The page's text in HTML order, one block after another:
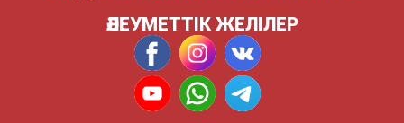
ӘЛЕУМЕТТІК ЖЕЛІЛЕР